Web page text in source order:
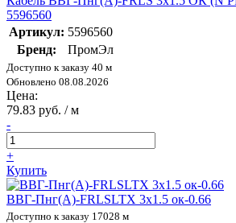
5596560
Артикул: 5596560
Бренд:
ПромЭл
Доступно к заказу 40 м
Обновлено 08.08.2026
Цена:
79.83 руб. / м
-
+
Купить
ВВГ-Пнг(А)-FRLSLTX 3х1.5 ок-0.66
Доступно к заказу 17028 м